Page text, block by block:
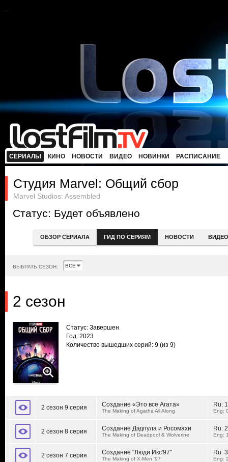
СЕРИАЛЫ КИНО НОВОСТИ ВИДЕО НОВИНКИ РАСПИСАНИЕ
Студия Marvel: Общий сбор
Marvel Studios: Assembled
Статус: Будет объявлено
ОБЗОР СЕРИАЛА ГИД ПО СЕРИЯМ НОВОСТИ ВИДЕО
ВЫБРАТЬ СЕЗОН:
2 сезон
Статус: Завершен
Год: 2023
Количество вышедших серий: 9 (из 9)
2 сезон 9 серия Создание «Это все Агата»
The Making of Agatha All Along
Ru:
Eng:
2 сезон 8 серия Создание Дэдпула и Росомахи
The Making of Deadpool & Wolverine
Ru:
Eng:
2 сезон 7 серия Создание "Люди Икс'97"
The Making of X-Men '97
Ru:
Eng: